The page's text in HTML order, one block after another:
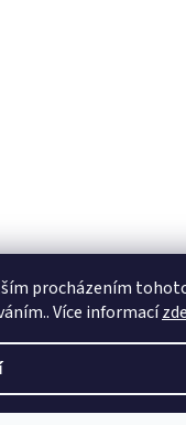
procházením
Více informací